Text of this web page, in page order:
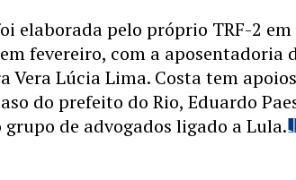
elaborada pelo próprio TRF-2 em
fevereiro, com a aposentadoria
Vera Lúcia Lima. Costa tem
do prefeito do Rio, Eduardo
de advogados ligado a Lula.